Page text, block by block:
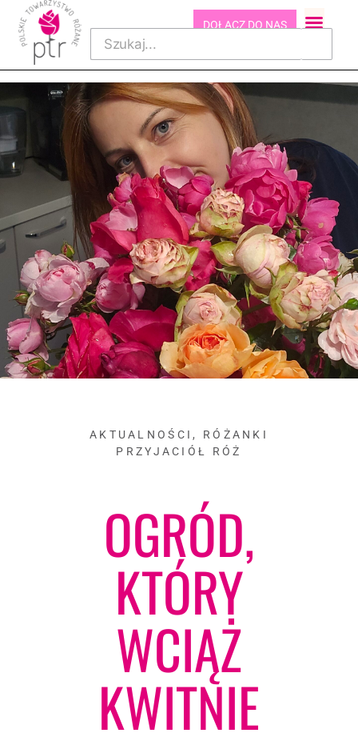
DOŁĄCZ DO NAS
AKTUALNOŚCI , RÓŻANKI
PRZYJACIÓŁ RÓŻ
OGRÓD,
KTÓRY
WCIĄŻ
KWITNIE